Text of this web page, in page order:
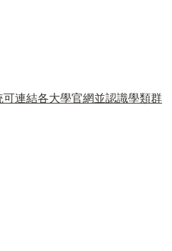
連結各大學官網並認識學類群